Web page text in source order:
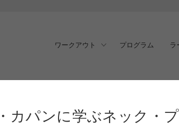
ワークアウト プログラム ラ
カパンに学ぶネッ
カパンに学ぶネック・